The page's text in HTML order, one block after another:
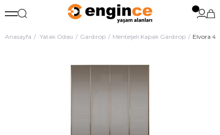
Anasayfa Yatak Odası Gardırop Menteşeli Kapak Gardırop Elvora 4